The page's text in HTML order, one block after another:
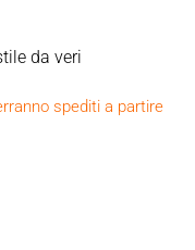
da veri
per donare una
intelligenti
per migliorare la
quando sei in sella.
spediti a partire